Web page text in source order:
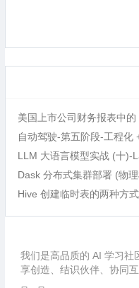
美国上市公司财务报表中
自动驾驶-第五阶段-工程化
LLM 大语言模型实战 (十)-
Dask 分布式集群部署 (物
Hive 创建临时表的两种方式
我们是高品质的 AI 学习社
享创造、结识伙伴、协同互